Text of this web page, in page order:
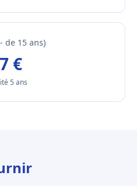
de 15 ans)
€
5 ans